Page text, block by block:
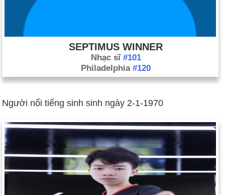
SEPTIMUS WINNER
Nhạc sĩ #101
Philadelphia #120
Người nổi tiếng sinh sinh ngày 2-1-1970